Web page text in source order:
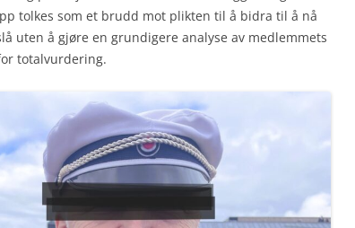
tolkes som et brudd mot plikten til å bidra til å nå
uten å gjøre en grundigere analyse av medlemmets
totalvurdering.